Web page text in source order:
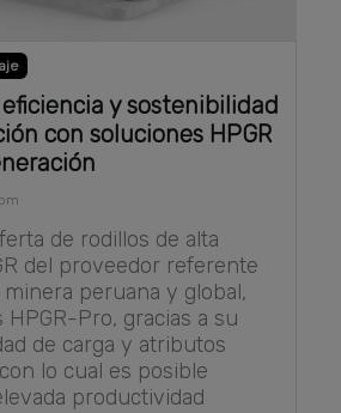
y sostenibilidad
con soluciones HPGR
de rodillos de alta
del proveedor referente
peruana y global,
Pro, gracias a su
de carga y atributos
lo cual es posible
productividad